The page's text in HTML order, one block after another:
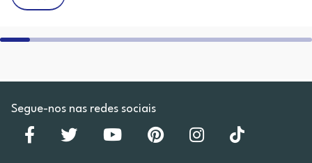
Segue-nos nas redes sociais